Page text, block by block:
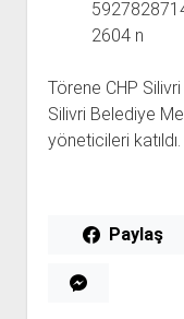
Silivri Belediye
yöneticileri katıldı.